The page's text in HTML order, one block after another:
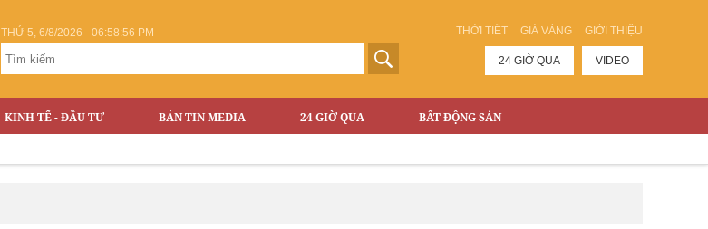
THỜI TIẾT GIÁ VÀNG GIỚI THIỆU
THỨ 5, 6/8/2026 - 06:58:56 PM
24 GIỜ QUA VIDEO
KINH TẾ - ĐẦU TƯ BẢN TIN MEDIA 24 GIỜ QUA BẤT ĐỘNG SẢN